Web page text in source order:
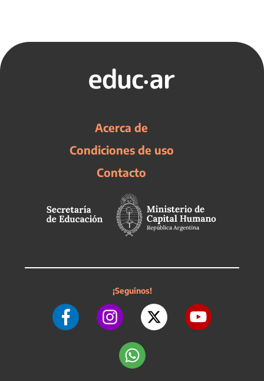
Acerca de
Condiciones de uso
Contacto
¡Seguinos!